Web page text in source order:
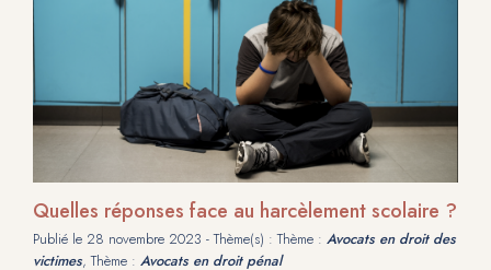
Quelles réponses face au harcèlement scolaire ?
Publié le 28 novembre 2023 - Thème(s) : Thème : Avocats en droit des
victimes, Thème : Avocats en droit pénal